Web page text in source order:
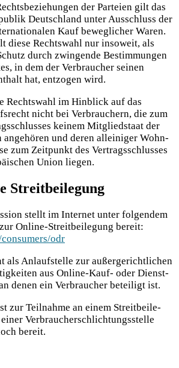
der Par­tei­en gilt das
Deutsch­land unter Aus­schluss der
Kauf beweg­li­cher Waren.
die­se Rechts­wahl nur inso­weit, als
durch zwin­gen­de Bestim­mun­gen
in dem der Ver­brau­cher sei­nen
hat, ent­zo­gen wird.
Rechts­wahl im Hin­blick auf das
nicht bei Ver­brau­chern, die zum
kei­nem Mit­glied­staat der
ange­hö­ren und deren allei­ni­ger Wohn­
zum Zeit­punkt des Ver­trags­schlus­ses
Uni­on liegen.
Streitbeilegung
stellt im Inter­net unter fol­gen­dem
Online-Streit­bei­le­gung bereit:
odr
als Anlauf­stel­le zur außer­ge­richt­li­chen
aus Online-Kauf- oder Dienst­
denen ein Ver­brau­cher betei­ligt ist.
zur Teil­nah­me an einem Streit­bei­le­
Ver­brau­cher­schlich­tungs­stel­le
bereit.